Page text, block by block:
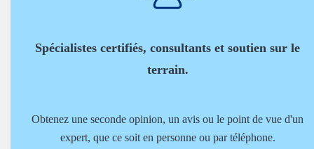
Spécialistes certifiés, consultants et soutien sur le
terrain.
Obtenez une seconde opinion, un avis ou le point de vue d'un
expert, que ce soit en personne ou par téléphone.